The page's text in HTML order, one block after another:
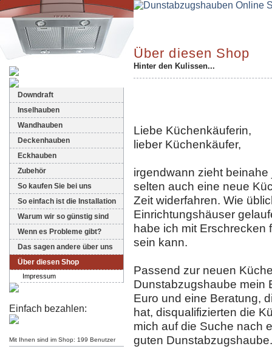
Downdraft
Inselhauben
Wandhauben
Deckenhauben
Eckhauben
Zubehör
So kaufen Sie bei uns
So einfach ist die Installation
Warum wir so günstig sind
Wenn es Probleme gibt?
Das sagen andere über uns
Über diesen Shop
Impressum
Einfach bezahlen:
Mit Ihnen sind im Shop: 199 Benutzer
Über diesen Shop
Hinter den Kulissen...
Liebe Küchenkäuferin,
lieber Küchenkäufer,
irgendwann zieht
selten auch eine neue
Zeit widerfahren. Wie
Einrichtungshäuser
habe ich mit Erschrecken
sein kann.
Passend zur neuen
Dunstabzugshaube mein
Euro und eine Beratung,
hat, disqualifizierten die
mich auf die Suche nach
guten Dunstabzugshaube.